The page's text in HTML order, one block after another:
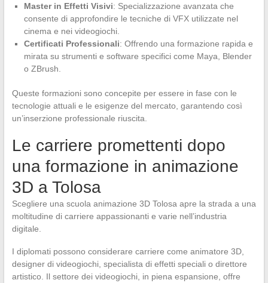
Master in Effetti Visivi: Specializzazione avanzata che
consente di approfondire le tecniche di VFX utilizzate nel
cinema e nei videogiochi.
Certificati Professionali: Offrendo una formazione rapida e
mirata su strumenti e software specifici come Maya, Blender
o ZBrush.
Queste formazioni sono concepite per essere in fase con le
tecnologie attuali e le esigenze del mercato, garantendo così
un’inserzione professionale riuscita.
Le carriere promettenti dopo
una formazione in animazione
3D a Tolosa
Scegliere una scuola animazione 3D Tolosa apre la strada a una
moltitudine di carriere appassionanti e varie nell’industria
digitale.
I diplomati possono considerare carriere come animatore 3D,
designer di videogiochi, specialista di effetti speciali o direttore
artistico. Il settore dei videogiochi, in piena espansione, offre